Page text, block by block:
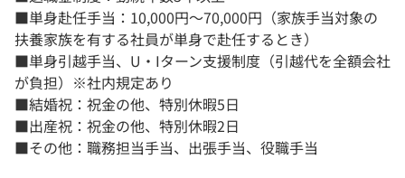
■単身赴任手当：10,000円～70,000円（家族手当対象の
扶養家族を有する社員が単身で赴任するとき）
■単身引越手当、U・Iターン支援制度（引越代を全額会社
が負担）※社内規定あり
■結婚祝：祝金の他、特別休暇5日
■出産祝：祝金の他、特別休暇2日
■その他：職務担当手当、出張手当、役職手当